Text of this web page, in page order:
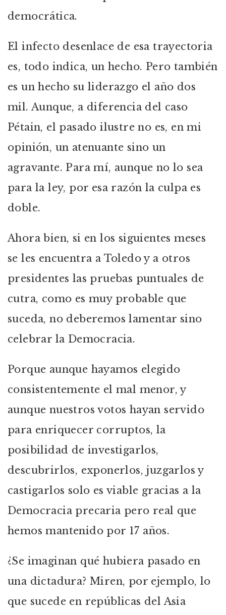
democrática.
El infecto desenlace de esa trayectoria
es, todo indica, un hecho. Pero también
es un hecho su liderazgo el año dos
mil. Aunque, a diferencia del caso
Pétain, el pasado ilustre no es, en mi
opinión, un atenuante sino un
agravante. Para mí, aunque no lo sea
para la ley, por esa razón la culpa es
doble.
Ahora bien, si en los siguientes meses
se les encuentra a Toledo y a otros
presidentes las pruebas puntuales de
cutra, como es muy probable que
suceda, no deberemos lamentar sino
celebrar la Democracia.
Porque aunque hayamos elegido
consistentemente el mal menor, y
aunque nuestros votos hayan servido
para enriquecer corruptos, la
posibilidad de investigarlos,
descubrirlos, exponerlos, juzgarlos y
castigarlos solo es viable gracias a la
Democracia precaria pero real que
hemos mantenido por 17 años.
¿Se imaginan qué hubiera pasado en
una dictadura? Miren, por ejemplo, lo
que sucede en repúblicas del Asia